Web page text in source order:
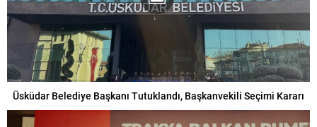
Üsküdar Belediye Başkanı Tutuklandı, Başkanvekili Seçimi Kararı